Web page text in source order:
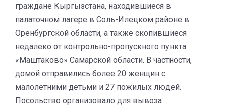
граждане Кыргызстана, находившиеся в
палаточном лагере в Соль-Илецком районе в
Оренбургской области, а также скопившиеся
недалеко от контрольно-пропускного пункта
«Маштаково» Самарской области. В частности,
домой отправились более 20 женщин с
малолетними детьми и 27 пожилых людей.
Посольство организовало для вывоза